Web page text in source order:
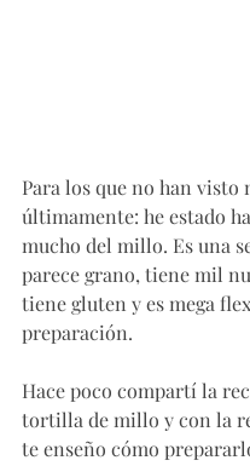
Para los que no han visto
últimamente: he estado
mucho del millo. Es una
parece grano, tiene mil
tiene gluten y es mega
preparación.
Hace poco compartí la
tortilla de millo y con la
te enseño cómo